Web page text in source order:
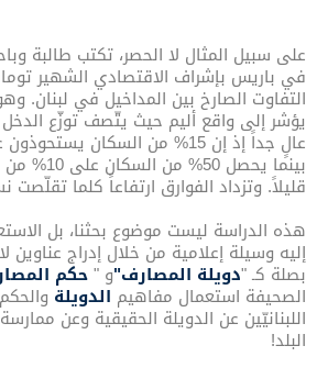
على سبيل المثال لا الحصر، تكتب طالبة
في باريس بإشراف الاقتصادي الشهير
التفاوت الصارخ بين المداخيل في لبنان.
يؤشر إلى واقع أليم حيث يتّصف توزّع الدخل
بينما يحصل
قليلاً. وتزداد الفوارق ارتفاعاً كلما تقلّصت
هذه الدراسة ليست موضوع بحثنا، بل
إليه وسيلة إعلامية من خلال إدراج عناوين
بصلة كـ "دويلة المصارف"و "حكم
الصحيفة استعمال مفاهيم الدويلة والحكم
اللبنانيّين عن الدويلة الحقيقية وعن
البلد!